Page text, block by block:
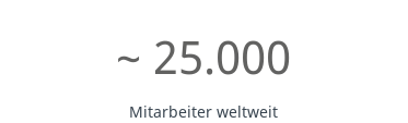
~ 25.000
Mitarbeiter weltweit